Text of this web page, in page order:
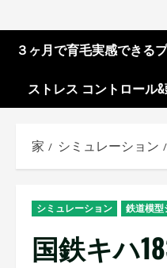
３ヶ月で育毛実感できる
ストレス コントロール
家 シミュレーション
シミュレーション 鉄道模型
国鉄キハ